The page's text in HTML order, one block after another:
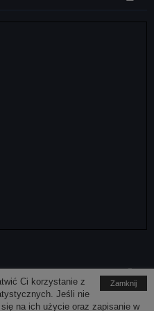
Zamknij
Ci korzystanie z
Jeśli nie
na ich użycie oraz zapisanie w